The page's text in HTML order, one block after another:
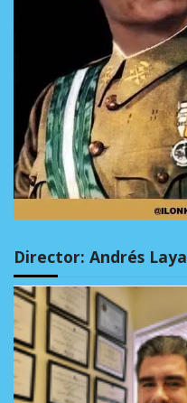
Director: Andrés Laya